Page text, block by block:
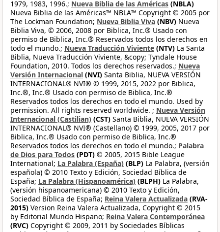
1979, 1983, 1996.; Nueva Biblia de las Américas (NBLA)
Nueva Biblia de las Américas™ NBLA™ Copyright © 2005 por
The Lockman Foundation; Nueva Biblia Viva (NBV) Nueva
Biblia Viva, © 2006, 2008 por Biblica, Inc.® Usado con
permiso de Biblica, Inc.® Reservados todos los derechos en
todo el mundo.; Nueva Traducción Viviente (NTV) La Santa
Biblia, Nueva Traducción Viviente, &copy; Tyndale House
Foundation, 2010. Todos los derechos reservados.; Nueva
Versión Internacional (NVI) Santa Biblia, NUEVA VERSIÓN
INTERNACIONAL® NVI® © 1999, 2015, 2022 por Biblica,
Inc.®, Inc.® Usado con permiso de Biblica, Inc.®
Reservados todos los derechos en todo el mundo. Used by
permission. All rights reserved worldwide. ; Nueva Versión
Internacional (Castilian) (CST) Santa Biblia, NUEVA VERSIÓN
INTERNACIONAL® NVI® (Castellano) © 1999, 2005, 2017 por
Biblica, Inc.® Usado con permiso de Biblica, Inc.®
Reservados todos los derechos en todo el mundo.; Palabra
de Dios para Todos (PDT) © 2005, 2015 Bible League
International; La Palabra (España) (BLP) La Palabra, (versión
española) © 2010 Texto y Edición, Sociedad Bíblica de
España; La Palabra (Hispanoamérica) (BLPH) La Palabra,
(versión hispanoamericana) © 2010 Texto y Edición,
Sociedad Bíblica de España; Reina Valera Actualizada (RVA-
2015) Version Reina Valera Actualizada, Copyright © 2015
by Editorial Mundo Hispano; Reina Valera Contemporánea
(RVC) Copyright © 2009, 2011 by Sociedades Bíblicas